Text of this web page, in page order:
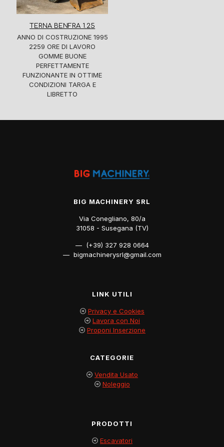
TERNA BENFRA 1.25
ANNO DI COSTRUZIONE 1995
2259 ORE DI LAVORO
GOMME BUONE
PERFETTAMENTE
FUNZIONANTE IN OTTIME
CONDIZIONI TARGA E
LIBRETTO
BIG MACHINERY SRL
Via Conegliano, 80/a
31058 - Susegana (TV)
— (+39) 327 928 0664
— bigmachinerysrl@gmail.com
LINK UTILI
Privacy e Cookies
Lavora con Noi
Proponi Inserzione
CATEGORIE
Vendita Usato
Noleggio
PRODOTTI
Escavatori